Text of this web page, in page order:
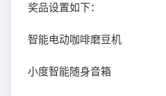
奖品设置如下：
智能电动咖啡磨豆机
小度智能随身音箱